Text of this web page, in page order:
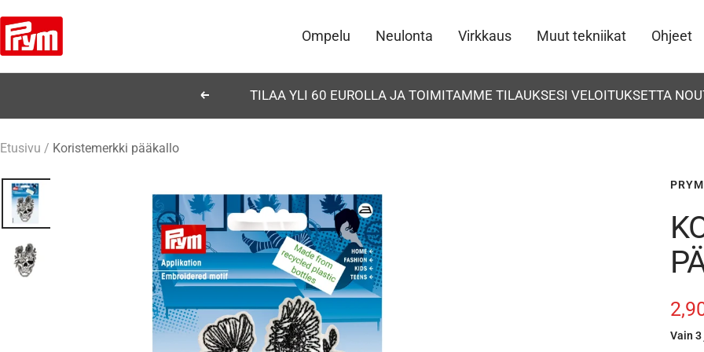
sisältöön
Ompelu Neulonta Virkkaus Muut tekniikat Ohjeet
Prym
EdellinenTILAA YLI 60 EUROLLA JA TOIMITAMME TILAUKSESI VELOITUKSETTA
Etusivu Koristemerkki pääkallo
PRYM
Vain